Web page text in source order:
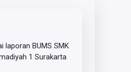
laporan BUMS SMK
1 Surakarta